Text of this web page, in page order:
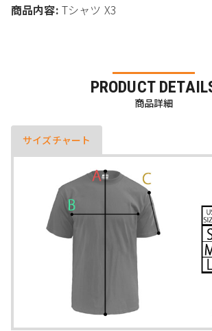
商品内容: Tシャツ X3
PRODUCT
商品詳細
サイズチャート